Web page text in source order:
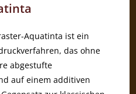
Aquatinta ist ein
das ohne
abgestufte
auf einem additiven